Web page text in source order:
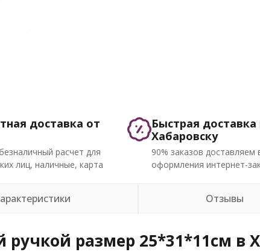
доставка от
расчет для
лиц, наличные, карта
Быстрая доставка
Хабаровску
90% заказов доставляем
оформления интернет-
Отзывы
ручкой размер 25*31*11см в